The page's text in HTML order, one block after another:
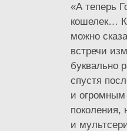
«А теперь
кошелек…
можно
встречи
буквально
спустя
и огромным
поколения,
и